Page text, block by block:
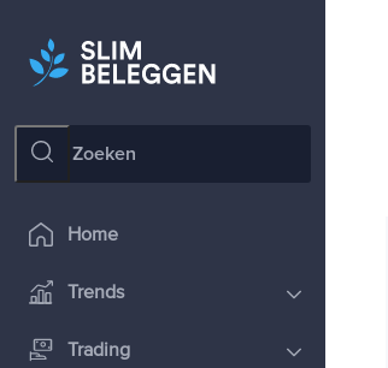
Home
Trends
Trading